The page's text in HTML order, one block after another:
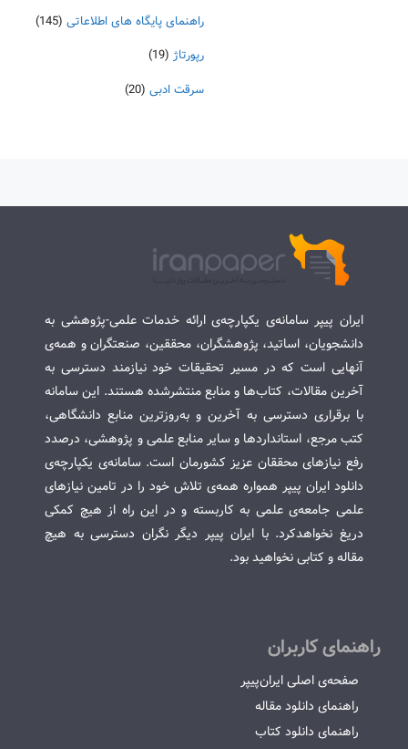
راهنمای پایگاه های اطلاعاتی (145)
رپورتاژ (19)
سرقت ادبی (20)
ایران پیپر سامانه‌ی یکپارچه‌ی ارائه خدمات علمی-پژوهشی به
دانشجویان، اساتید، پژوهشگران، محققین، صنعتگران و همه‌ی
آنهایی است که در مسیر تحقیقات خود نیازمند دسترسی به
آخرین مقالات، کتاب‌ها و منابع منتشرشده هستند. این سامانه
با برقراری دسترسی به آخرین و به‌روزترین منابع دانشگاهی،
کتب مرجع، استانداردها و سایر منابع علمی و پژوهشی، درصدد
رفع نیازهای محققان عزیز کشورمان است. سامانه‌ی یکپارچه‌ی
دانلود ایران پیپر همواره همه‌ی تلاش خود را در تامین نیازهای
علمی جامعه‌ی علمی به کاربسته و در این راه از هیچ کمکی
دریغ نخواهدکرد. با ایران پیپر دیگر نگران دسترسی به هیچ
مقاله و کتابی نخواهید بود.
راهنمای کاربران
صفحه‌ی اصلی ایران‌پیپر
راهنمای دانلود مقاله
راهنمای دانلود کتاب